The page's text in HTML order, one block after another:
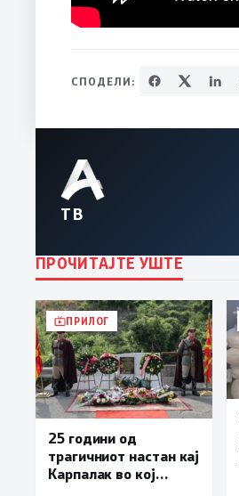
СПОДЕЛИ:
ТВ
ПРОЧИТАЈТЕ УШТЕ
ПРИЛОГ
25 години од
трагичниот настан кај
Карпалак во кој